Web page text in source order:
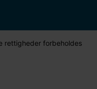
rettigheder forbeholdes